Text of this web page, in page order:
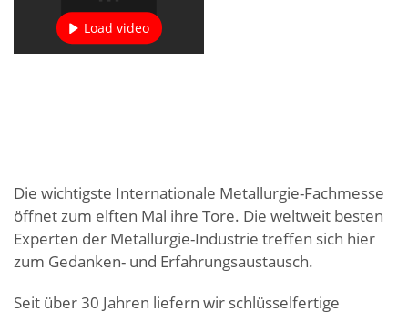
Load video
Die wichtigste Internationale Metallurgie-Fachmesse
öffnet zum elften Mal ihre Tore. Die weltweit besten
Experten der Metallurgie-Industrie treffen sich hier
zum Gedanken- und Erfahrungsaustausch.
Seit über 30 Jahren liefern wir schlüsselfertige